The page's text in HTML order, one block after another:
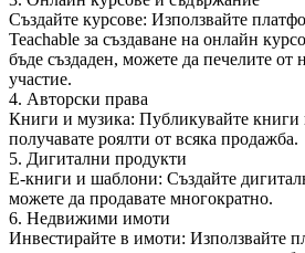
Създайте курсове: Използвайте
Teachable за създаване на онлайн
бъде създаден, можете да печелите от
участие.
4. Авторски права
Книги и музика: Публикувайте книги
получавате роялти от всяка продажба.
5. Дигитални продукти
E-книги и шаблони: Създайте
можете да продавате многократно.
6. Недвижими имоти
Инвестирайте в имоти: Използвайте